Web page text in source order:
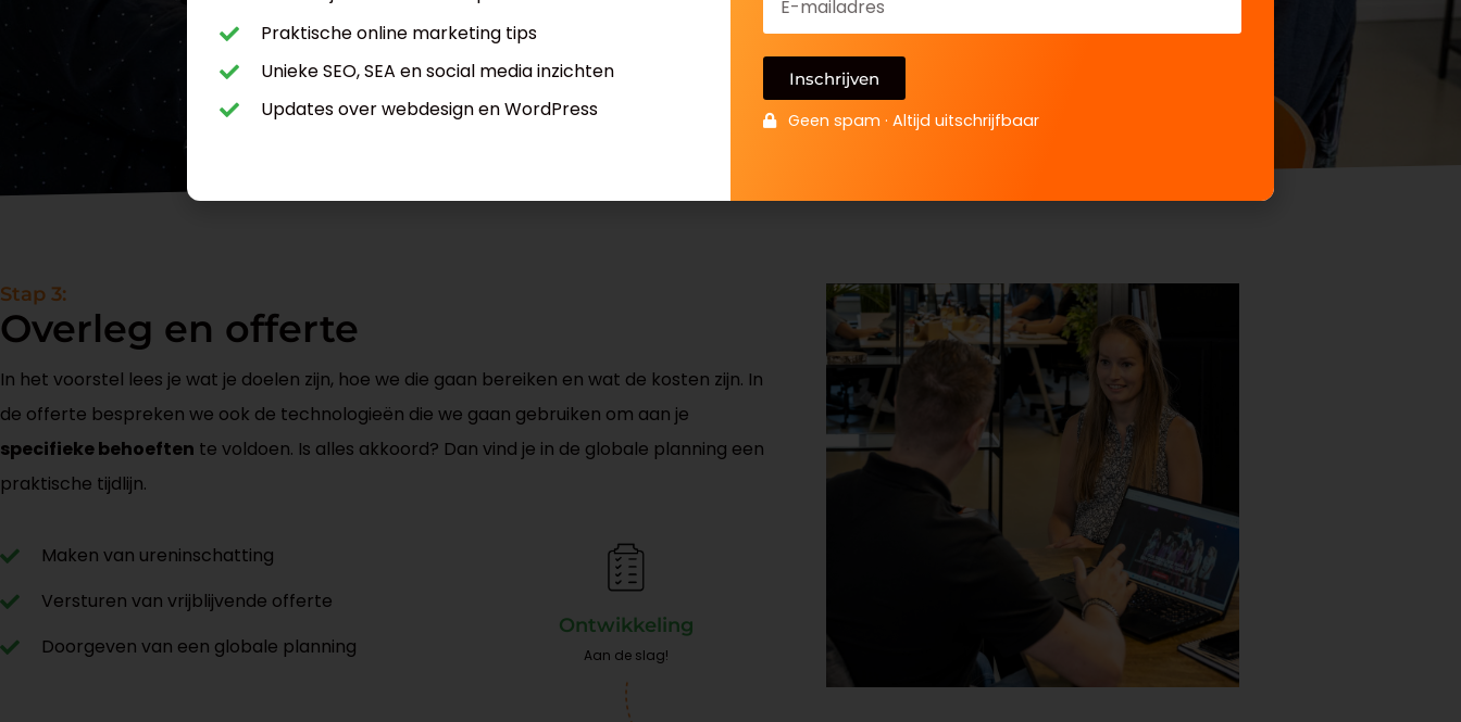
Stap 3:
Overleg en offerte
In het voorstel lees je wat je doelen zijn, hoe we die gaan bereiken en wat de kosten zijn. In
de offerte bespreken we ook de technologieën die we gaan gebruiken om aan je
specifieke behoeften te voldoen. Is alles akkoord? Dan vind je in de globale planning een
praktische tijdlijn.
Maken van ureninschatting
Versturen van vrijblijvende offerte
Doorgeven van een globale planning
Ontwikkeling
Aan de slag!
Praktische online marketing tips
Unieke SEO, SEA en social media inzichten
Updates over webdesign en WordPress
Inschrijven
Geen spam · Altijd uitschrijfbaar